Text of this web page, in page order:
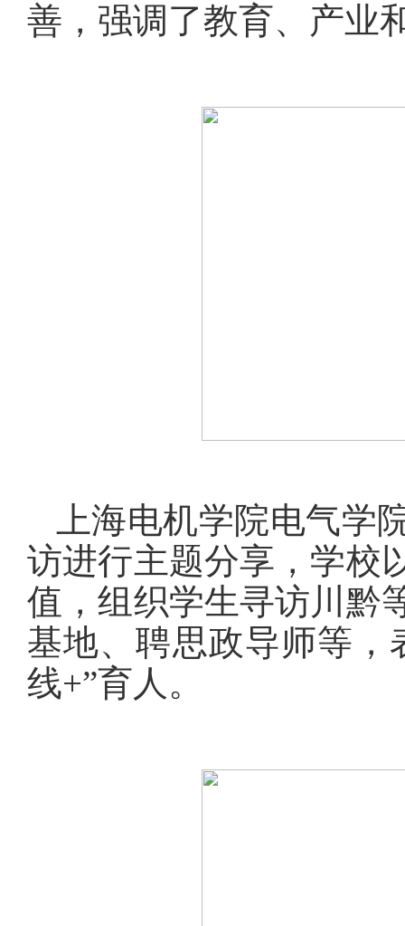
善，强调了教育、产业
上海电机学院电气学
访进行主题分享，学校
值，组织学生寻访川黔
基地、聘思政导师等，
线+”育人。